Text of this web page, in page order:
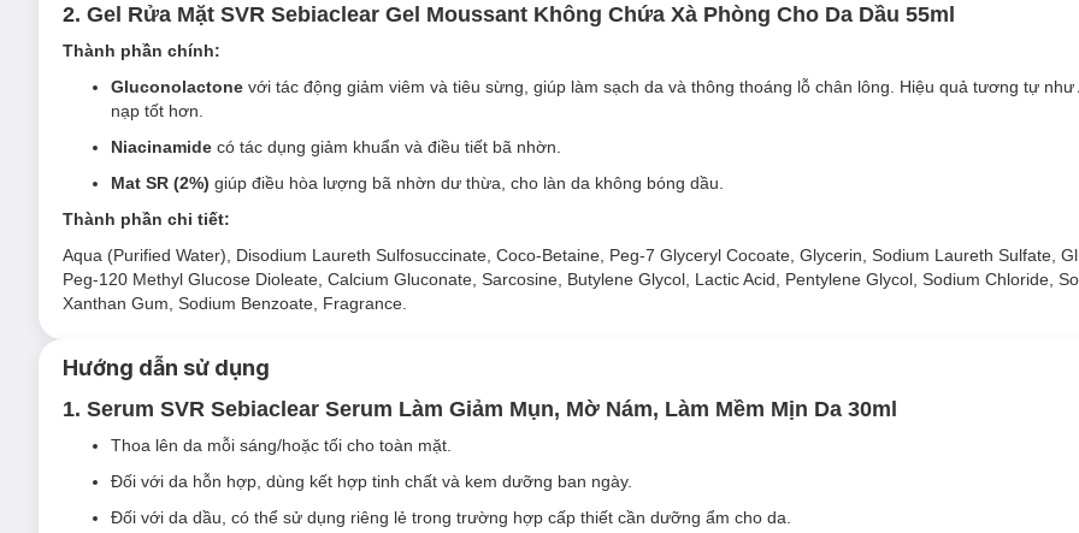
Gel Rửa Mặt SVR Sebiaclear Gel Moussantlà sản phẩmsữa rửa mặtdành cho làn da dầu mụn với công thức không chứa xà
nhẹ nhàng làm thông thoáng làn da. Khả năng tạo bọt mịn giúp loại trừ các chất bẩn và lượng bã nhờn dư thừa mà không làm khô
dễ dàng, mang lại một làn da sạch, tươi mát và khô thoáng.
2. Gel Rửa Mặt SVR Sebiaclear Gel Moussant Không Chứa Xà Phòng Cho Da Dầu 55ml
Thành phần chính:
Gluconolactone với tác động giảm viêm và tiêu sừng, giúp làm sạch da và thông thoáng lỗ chân lông. Hiệu quả tương tự như
nạp tốt hơn.
Niacinamide có tác dụng giảm khuẩn và điều tiết bã nhờn.
Mat SR (2%) giúp điều hòa lượng bã nhờn dư thừa, cho làn da không bóng dầu.
Thành phần chi tiết:
Aqua (Purified Water), Disodium Laureth Sulfosuccinate, Coco-Betaine, Peg-7 Glyceryl Cocoate, Glycerin, Sodium Laureth Sulfate,
Peg-120 Methyl Glucose Dioleate, Calcium Gluconate, Sarcosine, Butylene Glycol, Lactic Acid, Pentylene Glycol, Sodium Chloride,
Xanthan Gum, Sodium Benzoate, Fragrance.
Hướng dẫn sử dụng
1. Serum SVR Sebiaclear Serum Làm Giảm Mụn, Mờ Nám, Làm Mềm Mịn Da 30ml
Thoa lên da mỗi sáng/hoặc tối cho toàn mặt.
Đối với da hỗn hợp, dùng kết hợp tinh chất và kem dưỡng ban ngày.
Đối với da dầu, có thể sử dụng riêng lẻ trong trường hợp cấp thiết cần dưỡng ẩm cho da.